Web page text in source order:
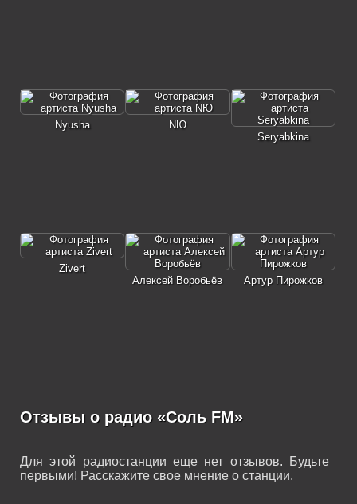
Nyusha
NЮ
Seryabkina
Zivert
Алексей Воробьёв
Артур Пирожков
Отзывы о радио «Соль FM»
Для этой радиостанции еще нет отзывов. Будьте
первыми! Расскажите свое мнение о станции.